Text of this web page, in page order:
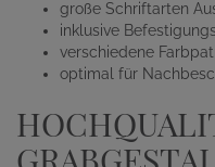
große Schriftarten
inklusive
verschiedene
optimal für